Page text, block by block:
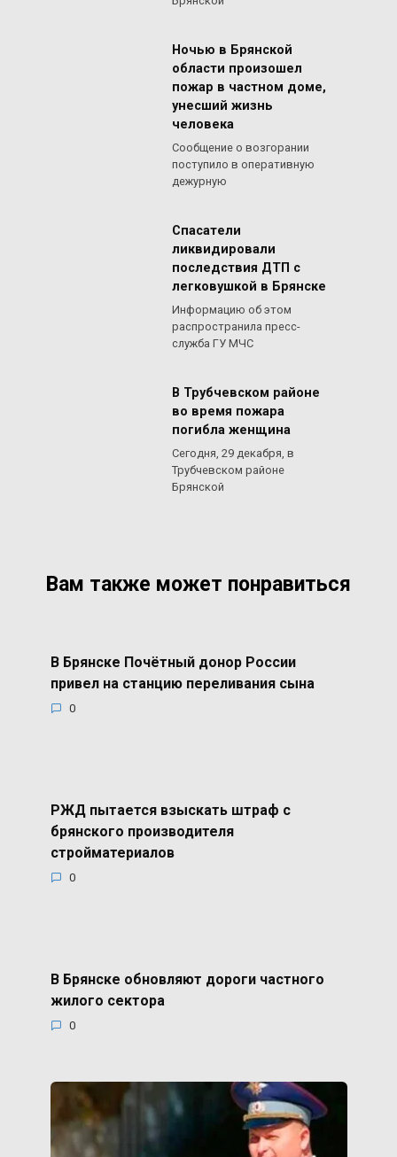
Ночью в Брянской
области произошел
пожар в частном доме,
унесший жизнь
человека
Сообщение о возгорании
поступило в оперативную
дежурную
Спасатели
ликвидировали
последствия ДТП с
легковушкой в Брянске
Информацию об этом
распространила пресс-
служба ГУ МЧС
В Трубчевском районе
во время пожара
погибла женщина
Сегодня, 29 декабря, в
Трубчевском районе
Брянской
Вам также может понравиться
В Брянске Почётный донор России
привел на станцию переливания сына
0
РЖД пытается взыскать штраф с
брянского производителя
стройматериалов
0
В Брянске обновляют дороги частного
жилого сектора
0